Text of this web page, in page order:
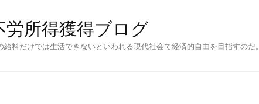
労所得獲得ブログ
料だけでは生活できないといわれる現代社会で経済的自由を目指すのだ。